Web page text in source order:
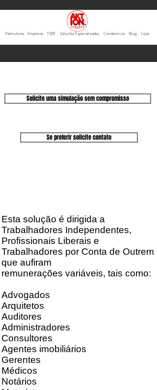
Particulares Empresas TVDE Soluções Especializadas Condomínios Blog Lojas
Solicite uma simulação sem compromisso
Se preferir solicite contato
Esta solução é dirigida a
Trabalhadores Independentes,
Profissionais Liberais e
Trabalhadores por Conta de Outrem
que aufiram
remunerações variáveis, tais como:
Advogados
Arquitetos
Auditores
Administradores
Consultores
Agentes imobiliários
Gerentes
Médicos
Notários